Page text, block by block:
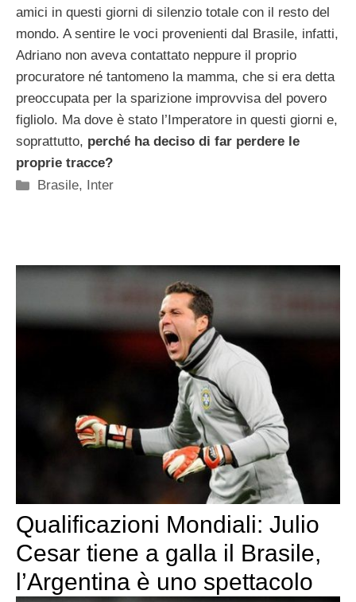
amici in questi giorni di silenzio totale con il resto del
mondo. A sentire le voci provenienti dal Brasile, infatti,
Adriano non aveva contattato neppure il proprio
procuratore né tantomeno la mamma, che si era detta
preoccupata per la sparizione improvvisa del povero
figliolo. Ma dove è stato l’Imperatore in questi giorni e,
soprattutto, perché ha deciso di far perdere le
proprie tracce?
Categorie
Brasile, Inter
Qualificazioni Mondiali: Julio
Cesar tiene a galla il Brasile,
l’Argentina è uno spettacolo